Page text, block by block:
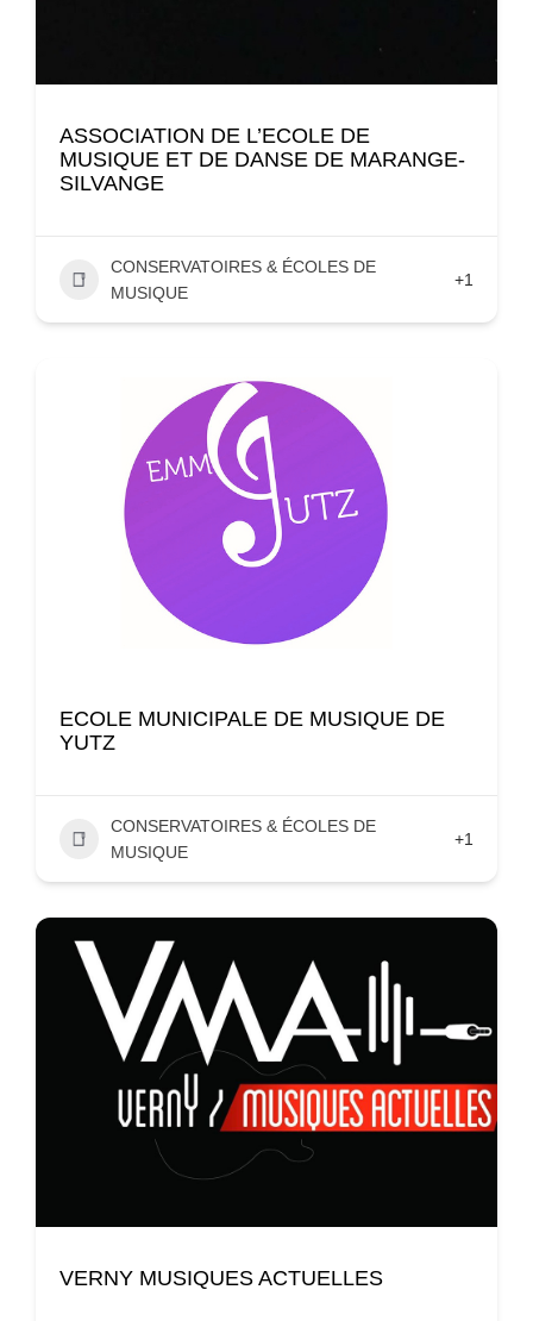
ASSOCIATION DE L’ECOLE DE
MUSIQUE ET DE DANSE DE MARANGE-
SILVANGE
CONSERVATOIRES & ÉCOLES DE
MUSIQUE
+1
ECOLE MUNICIPALE DE MUSIQUE DE
YUTZ
CONSERVATOIRES & ÉCOLES DE
MUSIQUE
+1
VERNY MUSIQUES ACTUELLES